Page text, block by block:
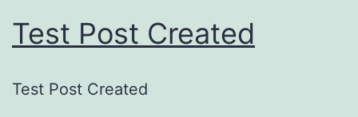
Test Post Created
Test Post Created